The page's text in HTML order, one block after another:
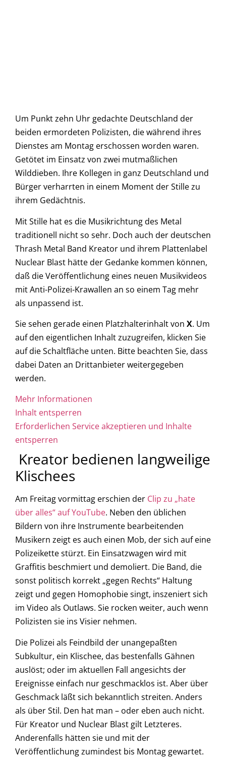
Um Punkt zehn Uhr gedachte Deutschland der
beiden ermordeten Polizisten, die während ihres
Dienstes am Montag erschossen worden waren.
Getötet im Einsatz von zwei mutmaßlichen
Wilddieben. Ihre Kollegen in ganz Deutschland und
Bürger verharrten in einem Moment der Stille zu
ihrem Gedächtnis.
Mit Stille hat es die Musikrichtung des Metal
traditionell nicht so sehr. Doch auch der deutschen
Thrash Metal Band Kreator und ihrem Plattenlabel
Nuclear Blast hätte der Gedanke kommen können,
daß die Veröffentlichung eines neuen Musikvideos
mit Anti-Polizei-Krawallen an so einem Tag mehr
als unpassend ist.
Sie sehen gerade einen Platzhalterinhalt von X. Um
auf den eigentlichen Inhalt zuzugreifen, klicken Sie
auf die Schaltfläche unten. Bitte beachten Sie, dass
dabei Daten an Drittanbieter weitergegeben
werden.
Mehr Informationen
Inhalt entsperren
Erforderlichen Service akzeptieren und Inhalte
entsperren
Kreator bedienen langweilige
Klischees
Am Freitag vormittag erschien der Clip zu „hate
über alles“ auf YouTube. Neben den üblichen
Bildern von ihre Instrumente bearbeitenden
Musikern zeigt es auch einen Mob, der sich auf eine
Polizeikette stürzt. Ein Einsatzwagen wird mit
Graffitis beschmiert und demoliert. Die Band, die
sonst politisch korrekt „gegen Rechts“ Haltung
zeigt und gegen Homophobie singt, inszeniert sich
im Video als Outlaws. Sie rocken weiter, auch wenn
Polizisten sie ins Visier nehmen.
Die Polizei als Feindbild der unangepaßten
Subkultur, ein Klischee, das bestenfalls Gähnen
auslöst; oder im aktuellen Fall angesichts der
Ereignisse einfach nur geschmacklos ist. Aber über
Geschmack läßt sich bekanntlich streiten. Anders
als über Stil. Den hat man – oder eben auch nicht.
Für Kreator und Nuclear Blast gilt Letzteres.
Anderenfalls hätten sie und mit der
Veröffentlichung zumindest bis Montag gewartet.